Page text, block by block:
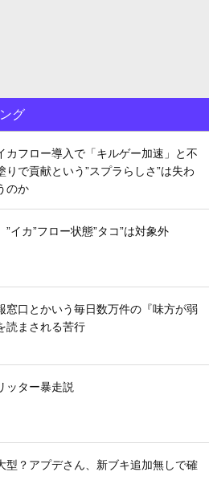
グ
カフロー導入で「キルゲー加速」と不
りで貢献という”スプラらしさ”は失わ
のか
”イカ”フロー状態”タコ”は対象外
窓口とかいう毎日数万件の『味方が弱
読まされる苦行
ッター暴走説
型？アプデさん、新ブキ追加無しで確